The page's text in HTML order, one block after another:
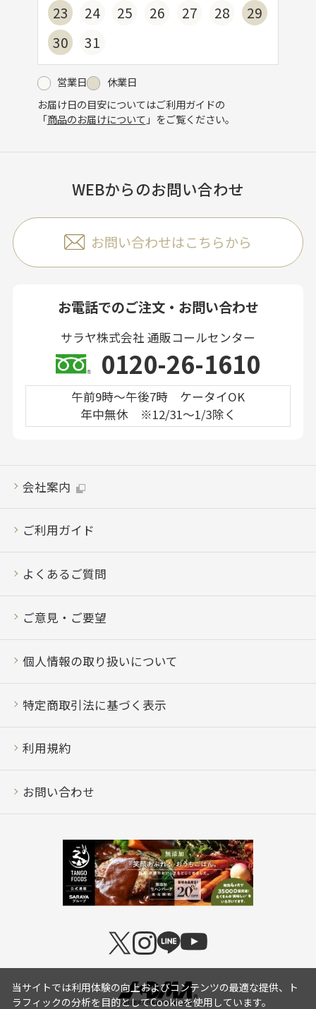
23
24 25 26 27 28
29
30
31
営業日
休業日
お届け日の目安についてはご利用ガイドの
「商品のお届けについて 」をご覧ください。
WEBからのお問い合わせ
お問い合わせはこちらから
お電話でのご注文・お問い合わせ
サラヤ株式会社 通販コールセンター
0120-26-1610
午前9時～午後7時 ケータイOK
年中無休 ※12/31～1/3除く
会社案内
ご利用ガイド
よくあるご質問
ご意見・ご要望
個人情報の取り扱いについて
特定商取引法に基づく表示
利用規約
お問い合わせ
当サイトでは利用体験の向上およびコンテンツの最適な提供、ト
ラフィックの分析を目的としてCookieを使用しています。